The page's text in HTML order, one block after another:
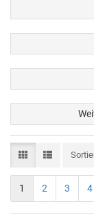
1 2 3 4